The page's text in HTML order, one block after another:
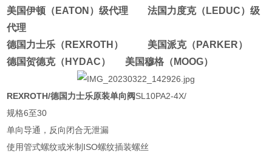
美国伊顿（EATON）级代理 法国力度克（LEDUC）级
代理
德国力士乐（REXROTH） 美国派克（PARKER）
德国贺德克（HYDAC） 美国穆格（MOOG）
REXROTH/德国力士乐原装单向阀SL10PA2-4X/
规格6至30
单向导通，反向闭合无泄漏
使用管式螺纹或米制ISO螺纹插装螺丝